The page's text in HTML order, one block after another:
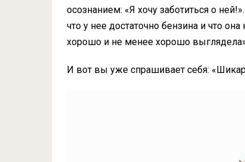
осознанием: «Я хочу заботиться о
что у нее достаточно бензина и что
хорошо и не менее хорошо
И вот вы уже спрашивает себя: